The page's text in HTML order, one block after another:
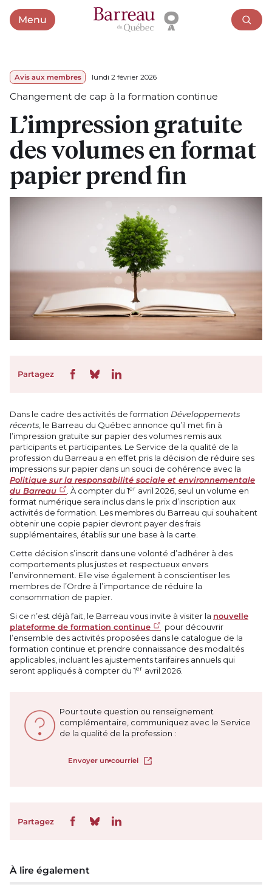
MenuOuvrir le menu
Avis aux membres lundi 2 février 2026
Changement de cap à la formation continue
L’impression gratuite
des volumes en format
papier prend fin
Partagez
Dans le cadre des activités de formation Développements
récents, le Barreau du Québec annonce qu’il met fin à
l’impression gratuite sur papier des volumes remis aux
participants et participantes. Le Service de la qualité de la
profession du Barreau a en effet pris la décision de réduire ses
impressions sur papier dans un souci de cohérence avec la
Politique sur la responsabilité sociale et environnementale
du Barreau
. À compter du 1er avril 2026, seul un volume en
format numérique sera inclus dans le prix d’inscription aux
activités de formation. Les membres du Barreau qui souhaitent
obtenir une copie papier devront payer des frais
supplémentaires, établis sur une base à la carte.
Cette décision s’inscrit dans une volonté d’adhérer à des
comportements plus justes et respectueux envers
l’environnement. Elle vise également à conscientiser les
membres de l’Ordre à l’importance de réduire la
consommation de papier.
Si ce n’est déjà fait, le Barreau vous invite à visiter la nouvelle
plateforme de formation continue
pour découvrir
l’ensemble des activités proposées dans le catalogue de la
formation continue et prendre connaissance des modalités
applicables, incluant les ajustements tarifaires annuels qui
seront appliqués à compter du 1er avril 2026.
Pour toute question ou renseignement
complémentaire, communiquez avec le Service
de la qualité de la profession :
Envoyer un courriel Ouvrir dans un nouvel onglet
Partagez
À lire également